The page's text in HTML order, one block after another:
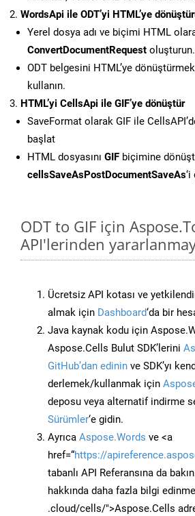
WordsApi ile ODT’yi HTML’ye
Yerel dosya adı ve biçimi HTML
ConvertDocumentRequest oluşturun.
ODT belgesini HTML’ye
kullanın.
HTML’yi CellsApi ile GIF’ye dönüştür
SaveFormat olarak GIF ile
başlat
HTML dosyasını GIF biçimine
cellsSaveAsPostDocumentSaveAs‘i
ODT to GIF için
API'lerinden
Ücretsiz API kotası ve
almak için Dashboard‘da bir
Java kaynak kodu için
Aspose.Cells Bulut SDK’lerini
GitHub’dan edinin ve SDK’yı
derlemek/kullanmak için
deposu veya alternatif indirme
Sürümler‘e gidin.
Ayrıca Aspose.Words ve <a
href=“https://
tabanlı API Referansına da
hakkında daha fazla bilgi
.cloud/cells/">Aspose.Cells